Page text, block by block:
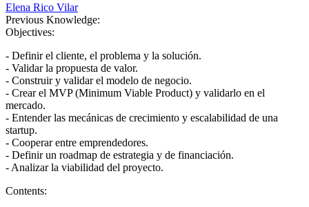
Elena Rico Vilar
Previous Knowledge:
Objectives:
- Definir el cliente, el problema y la solución.
- Validar la propuesta de valor.
- Construir y validar el modelo de negocio.
- Crear el MVP (Minimum Viable Product) y validarlo en el
mercado.
- Entender las mecánicas de crecimiento y escalabilidad de una
startup.
- Cooperar entre emprendedores.
- Definir un roadmap de estrategia y de financiación.
- Analizar la viabilidad del proyecto.
Contents: